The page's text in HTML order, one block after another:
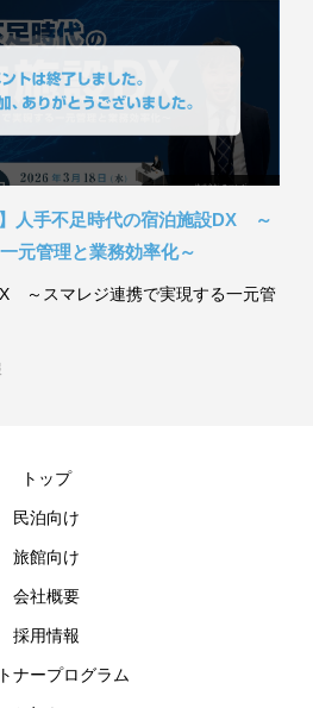
人手不足時代の宿泊施設DX ～
元管理と業務効率化～
～スマレジ連携で実現する一元管
トップ
民泊向け
旅館向け
会社概要
採用情報
ナープログラム